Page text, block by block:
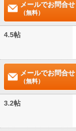
メールでお問合せ
（無料）
4.5帖
メールでお問合せ
（無料）
3.2帖